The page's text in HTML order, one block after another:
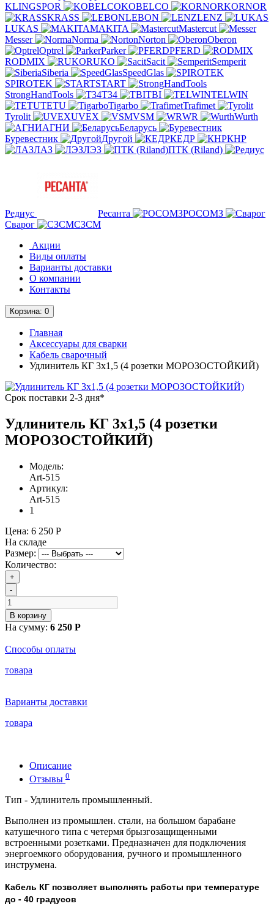
KLINGSPOR
KOBELCO
KORNOR
KRASS
LEBON
LENZ
LUKAS
MAKITA
Mastercut
Messer
Norma Norton
Oberon
Optrel
Parker
PFERD
RODMIX
RUKO Sacit
Semperit
Siberia
SpeedGlas
SPIROTEK
START
StrongHandTools
T34 TBI
TELWIN
TETU
Tigarbo
Trafimet
Tyrolit
UVEX VSM WR
Wurth
АГНИ
Беларусь
Буревестник
Другой КЕДР
КНР
ЛАЗ
ЛЭЗ ПТК (Riland)
Редиус Ресанта
РОСОМЗ
Сварог
СЗСМ
Акции
Виды оплаты
Варианты доставки
О компании
Контакты
Корзина: 0
Главная
Аксессуары для сварки
Кабель сварочный
Удлинитель КГ 3х1,5 (4 розетки МОРОЗОСТОЙКИЙ)
Срок поставки 2-3 дня*
Удлинитель КГ 3х1,5 (4 розетки
МОРОЗОСТОЙКИЙ)
Модель:
Art-515
Артикул:
Art-515
1
Цена: 6 250 Р
На складе
Размер:
Количество:
+
-
В корзину
На сумму: 6 250 Р
Способы оплаты
товара
Варианты доставки
товара
Описание
Отзывы 0
Тип - Удлинитель промышленный.
Выполнен из промышлен. стали, на большом барабане
катушечного типа с четермя брызгозащищенными
встроенными розетками. Предназначен для подключения
энергоемкого оборудования, ручного и промышленного
инструмена.
Кабель КГ позволяет выполнять работы при температуре
до - 40 градусов